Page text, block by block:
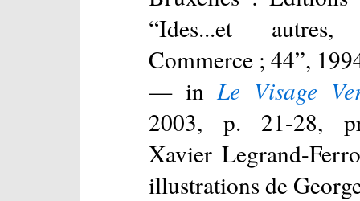
“Ides...et
Commerce ; 44”,
— inLe Visage
2003, p. 21-28,
Xavier Legrand-
illustrations de